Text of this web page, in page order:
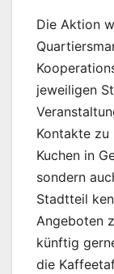
Die Aktion
jeweiligen
Kontakte zu
Kuchen in
sondern
Stadtteil
Angeboten
künftig
die